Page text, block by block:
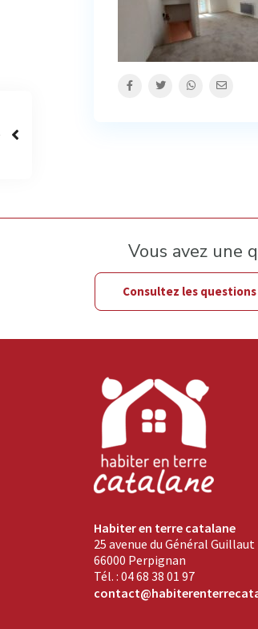
Vous avez une
Consultez les
Habiter en terre catalane
25 avenue du Général Guillaut
66000 Perpignan
Tél. : 04 68 38 01 97